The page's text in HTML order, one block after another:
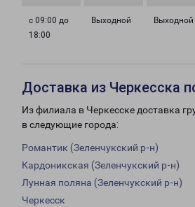
с 09:00 до
18:00
Выходной Выходной
Доставка из Черкесска
Из филиала в Черкесске доставка
в следующие города:
Романтик (Зеленчукский р-н)
Кардоникская (Зеленчукский р-н)
Лунная поляна (Зеленчукский р-н)
Черкесск